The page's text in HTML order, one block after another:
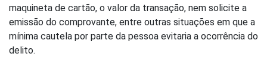
maquineta de cartão, o valor da transação, nem solicite a
emissão do comprovante, entre outras situações em que a
mínima cautela por parte da pessoa evitaria a ocorrência do
delito.